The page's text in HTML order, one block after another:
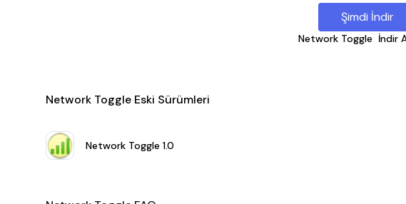
Şimdi İndir
Network Toggle İndir
Network Toggle Eski Sürümleri
Network Toggle 1.0